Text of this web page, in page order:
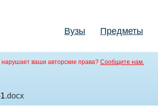
Вузы Предметы
ваши авторские права? Сообщите нам.
.docx